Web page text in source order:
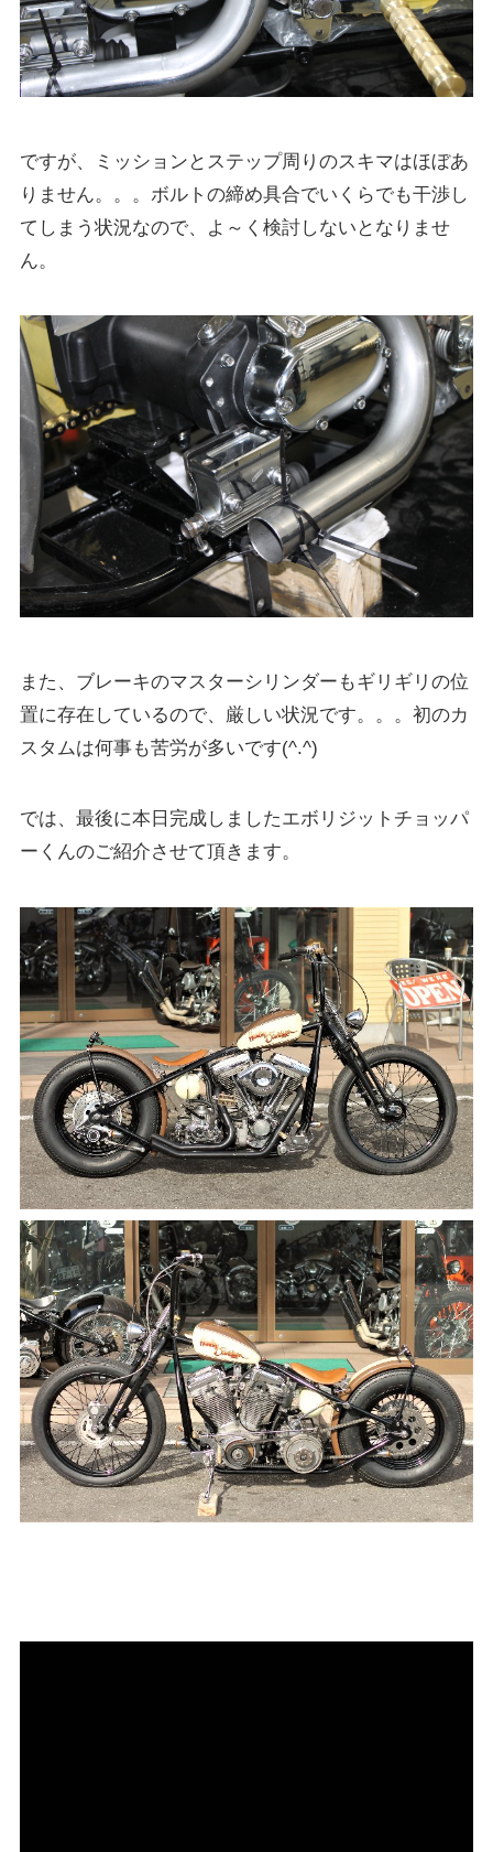
ですが、ミッションとステップ周りのスキマはほぼあ
りません。。。ボルトの締め具合でいくらでも干渉し
てしまう状況なので、よ～く検討しないとなりませ
ん。
また、ブレーキのマスターシリンダーもギリギリの位
置に存在しているので、厳しい状況です。。。初のカ
スタムは何事も苦労が多いです(^.^)
では、最後に本日完成しましたエボリジットチョッパ
ーくんのご紹介させて頂きます。